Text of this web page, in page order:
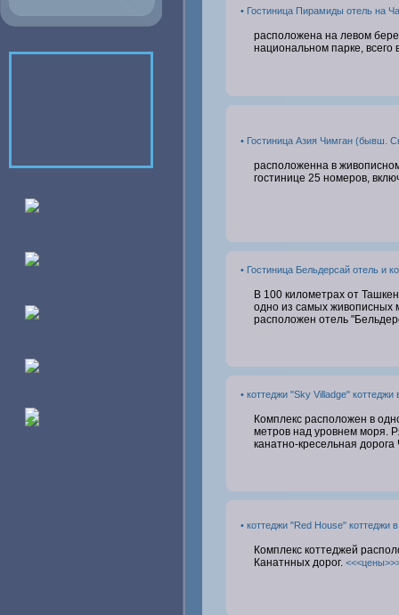
• Гостиница Пирамиды отель на
расположена на левом
национальном парке, всего
• Гостиница Азия Чимган (бывш.
расположенна в
гостинице 25 номеров,
• Гостиница Бельдерсай отель и
В 100 километрах от
одно из самых живописных
расположен отель
• коттеджи "Sky Villadge" коттеджи
Комплекс расположен в
метров над уровнем моря.
канатно-кресельная
• коттеджи "Red House" коттеджи
Комплекс коттеджей
Канатнных дорог.